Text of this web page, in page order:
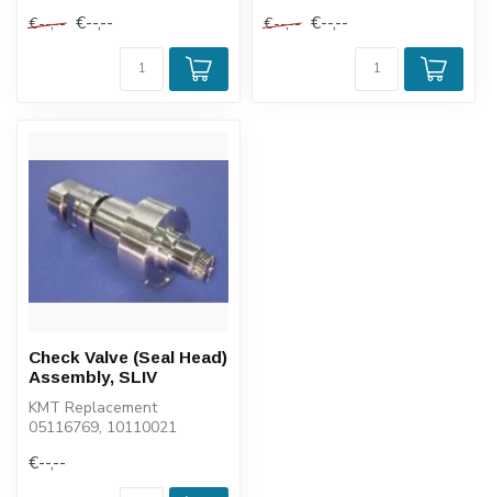
€--,-- €--,--
€--,-- €--,--
Check Valve (Seal Head)
Assembly, SLIV
KMT Replacement
05116769, 10110021
€--,--